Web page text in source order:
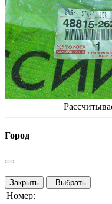
Город
Закрыть Выбрать
Номер: